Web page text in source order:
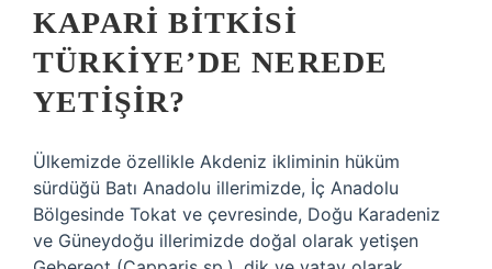
KAPARI BITKISI
TÜRKIYE’DE NEREDE
YETIŞIR?
Ülkemizde özellikle Akdeniz ikliminin hüküm
sürdüğü Batı Anadolu illerimizde, İç Anadolu
Bölgesinde Tokat ve çevresinde, Doğu Karadeniz
ve Güneydoğu illerimizde doğal olarak yetişen